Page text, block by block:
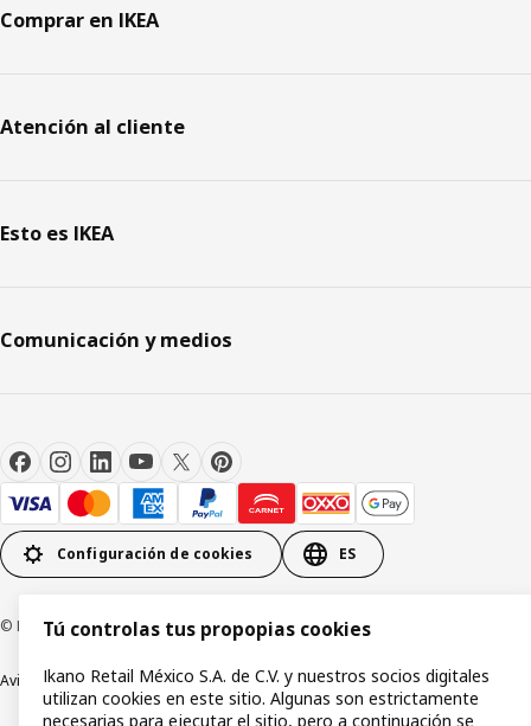
Comprar en IKEA
Atención al cliente
Esto es IKEA
Comunicación y medios
Configuración de cookies ES
© Inter IKEA Systems B.V.1999-2026
Aviso de privacidad Política de cookiesTérminos y condiciones de uso
Tú controlas tus propopias cookies
Ikano Retail México S.A. de C.V. y nuestros socios digitales
utilizan cookies en este sitio. Algunas son estrictamente
necesarias para ejecutar el sitio, pero a continuación se